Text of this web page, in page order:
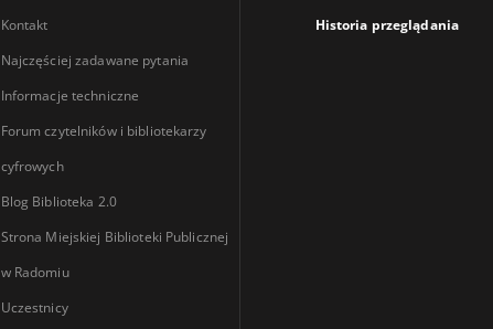
Kontakt
Najczęściej zadawane pytania
Informacje techniczne
Forum czytelników i bibliotekarzy
cyfrowych
Blog Biblioteka 2.0
Strona Miejskiej Biblioteki Publicznej
w Radomiu
Uczestnicy
Historia przeglądania